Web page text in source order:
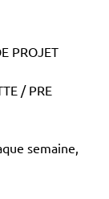
PROJET
/ PRE
semaine,